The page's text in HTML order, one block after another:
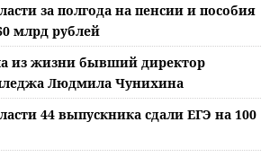
за полгода на пенсии и пособия
млрд рублей
из жизни бывший директор
Людмила Чунихина
44 выпускника сдали ЕГЭ на 100